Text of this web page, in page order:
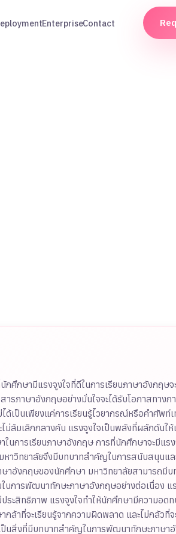
EnterpriseContact
กษามีแรงจูงใจที่ดีในการเรียนภาษาอังกฤษจ
รภาษาอังกฤษอย่างมั่นใจจะได้รับโอกาสทางก
ด้เป็นเพียงแค่การเรียนรู้ไวยากรณ์หรือคำศัพท์
ม่ล้มเลิกกลางคัน แรงจูงใจเป็นพลังที่ผลักดันให้
นการเรียนภาษาอังกฤษ การที่นักศึกษาจะมีแรง
าวิทยาลัยจึงมีบทบาทสำคัญในการสนับสนุนแล
ษาอังกฤษของนักศึกษา มหาวิทยาลัยสามารถมี
นการพัฒนาทักษะภาษาอังกฤษอย่างต่อเนื่อง แ
ะสิทธิภาพ แรงจูงใจทำให้นักศึกษามีความอดท
ล้าที่จะเรียนรู้จากความผิดพลาด และไม่กลัวที่จ
ป็นสิ่งที่มีบทบาทสำคัญในการพัฒนาทักษะภาษา